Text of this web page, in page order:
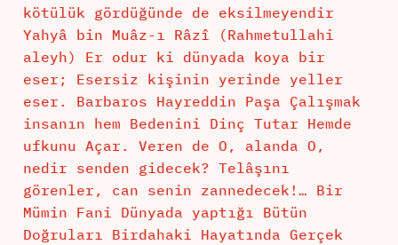
kötülük gördüğünde de eksilmeyendir
Yahyâ bin Muâz-ı Râzî (Rahmetullahi
aleyh) Er odur ki dünyada koya bir
eser; Esersiz kişinin yerinde yeller
eser. Barbaros Hayreddin Paşa Çalışmak
insanın hem Bedenini Dinç Tutar Hemde
ufkunu Açar. Veren de O, alanda O,
nedir senden gidecek? Telâşını
görenler, can senin zannedecek!… Bir
Mümin Fani Dünyada yaptığı Bütün
Doğruları Birdahaki Hayatında Gerçek